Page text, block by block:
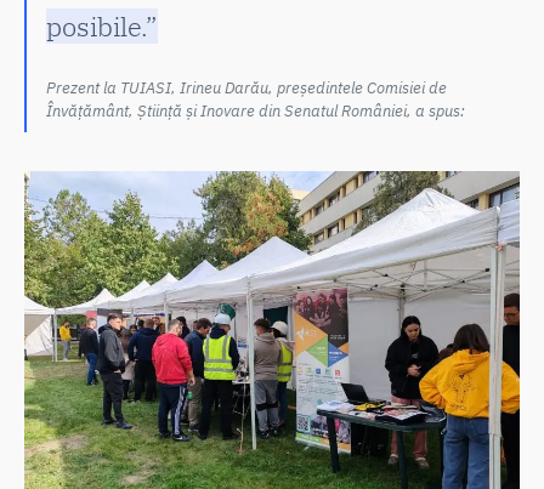
posibile.”
Prezent la TUIASI, Irineu Darău, președintele Comisiei de
Învățământ, Știință și Inovare din Senatul României, a spus: